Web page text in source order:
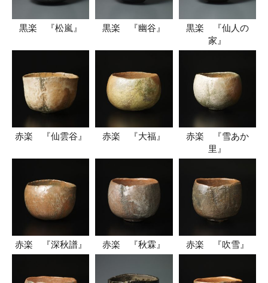
黒楽 『松嵐』 黒楽 『幽谷』
黒楽 『仙人の
家』
赤楽 『仙雲谷』 赤楽 『大福』
赤楽 『雪あか
里』
赤楽 『深秋譜』 赤楽 『秋霖』 赤楽 『吹雪』